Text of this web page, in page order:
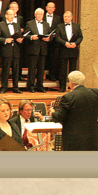
Anton Verlag
Musik- und